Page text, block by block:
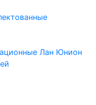
Лан Юнион